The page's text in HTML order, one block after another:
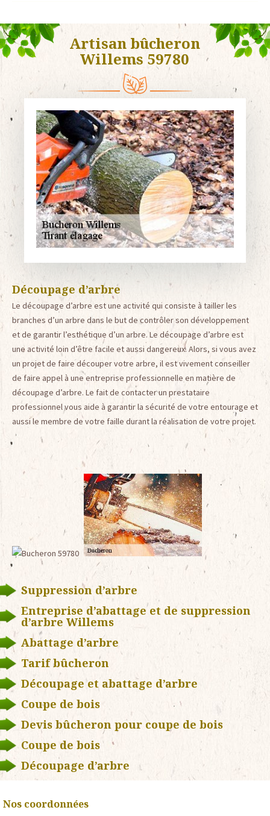
Artisan bûcheron
Willems 59780
Découpage d’arbre
Le découpage d’arbre est une activité qui consiste à tailler les
branches d’un arbre dans le but de contrôler son développement
et de garantir l’esthétique d’un arbre. Le découpage d’arbre est
une activité loin d’être facile et aussi dangereux. Alors, si vous avez
un projet de faire découper votre arbre, il est vivement conseiller
de faire appel à une entreprise professionnelle en matière de
découpage d’arbre. Le fait de contacter un prestataire
professionnel vous aide à garantir la sécurité de votre entourage et
aussi le membre de votre faille durant la réalisation de votre projet.
Suppression d’arbre
Entreprise d’abattage et de suppression
d’arbre Willems
Abattage d’arbre
Tarif bûcheron
Découpage et abattage d’arbre
Coupe de bois
Devis bûcheron pour coupe de bois
Coupe de bois
Découpage d’arbre
Nos coordonnées